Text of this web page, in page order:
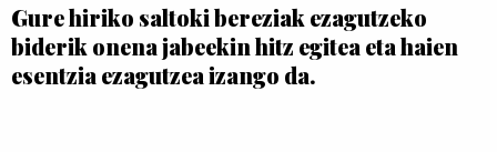
Gure hiriko saltoki bereziak ezagutzeko
biderik onena jabeekin hitz egitea eta haien
esentzia ezagutzea izango da.